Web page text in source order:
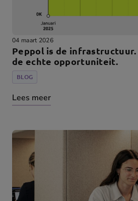
04 maart 2026
Peppol is de
de echte opportuniteit.
BLOG
Lees meer